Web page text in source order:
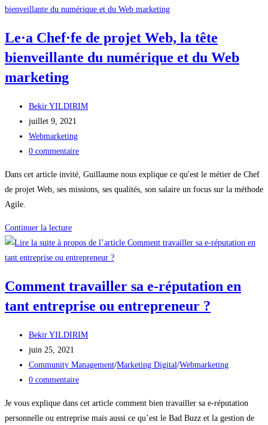
le
?
Le·a Chef·fe de projet Web, la tête
bienveillante du numérique et du Web
marketing
Auteur/autrice
de
la
publication :
Bekir YILDIRIM
Publication
publiée :
juillet 9, 2021
Post
category:
Webmarketing
Commentaires
publication :
0 commentaire
Dans cet article invité, Guillaume nous explique ce qu'est le métier de Chef
de projet Web, ses missions, ses qualités, son salaire un focus sur la méthode
Agile.
Continuer la lectureLe·a
Chef·fe
de
Web,
la
bienveillante
du
numérique
et
Web
marketing
Comment travailler sa e-réputation en
tant entreprise ou entrepreneur ?
Auteur/autrice
de
la
publication :
Bekir YILDIRIM
Publication
publiée :
juin 25, 2021
Post
category:
Community Management/Marketing Digital/Webmarketing
Commentaires
0 commentaire
Je vous explique dans cet article comment bien travailler sa e-réputation
personnelle ou entreprise mais aussi ce qu’est le Bad Buzz et la gestion de